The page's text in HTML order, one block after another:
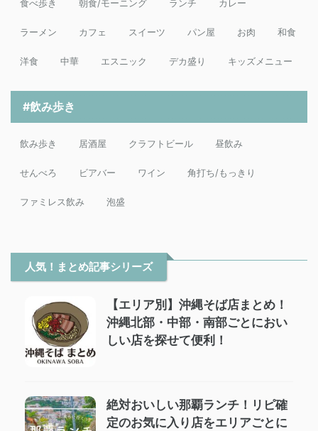
食べ歩き 朝食/モーニング ランチ カレー
ラーメン カフェ スイーツ パン屋 お肉 和食
洋食 中華 エスニック デカ盛り キッズメニュー
#飲み歩き
飲み歩き 居酒屋 クラフトビール 昼飲み
せんべろ ビアバー ワイン 角打ち/もっきり
ファミレス飲み 泡盛
人気！まとめ記事シリーズ
【エリア別】沖縄そば店まとめ！
沖縄北部・中部・南部ごとにおい
しい店を探せて便利！
絶対おいしい那覇ランチ！リピ確
定のお気に入り店をエリアごとに